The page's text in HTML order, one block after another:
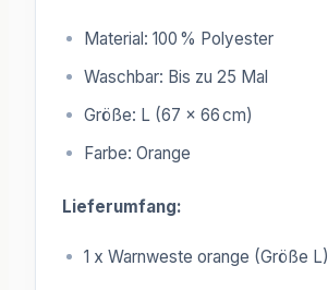
Material: 100 % Polyester
Waschbar: Bis zu 25 Mal
Größe: L (67 x 66 cm)
Farbe: Orange
Lieferumfang:
1 x Warnweste orange (Größe L)